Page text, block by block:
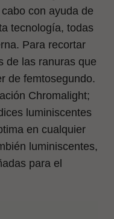
con ayuda de
tecnología, todas
Para recortar
de las ranuras que
de femtosegundo.
Chromalight;
luminiscentes
en cualquier
luminiscentes,
para el